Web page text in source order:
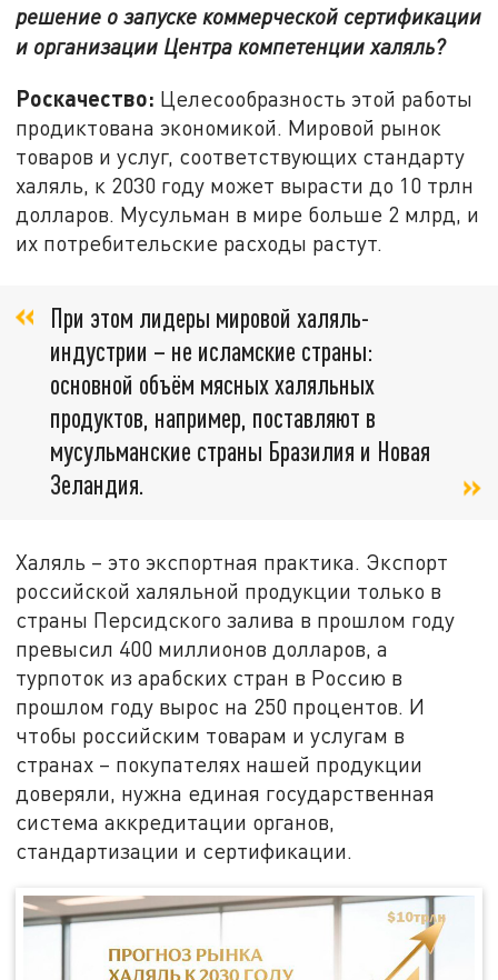
решение о запуске коммерческой сертификации
и организации Центра компетенции халяль?
Роскачество: Целесообразность этой работы
продиктована экономикой. Мировой рынок
товаров и услуг, соответствующих стандарту
халяль, к 2030 году может вырасти до 10 трлн
долларов. Мусульман в мире больше 2 млрд, и
их потребительские расходы растут.
При этом лидеры мировой халяль-
индустрии – не исламские страны:
основной объём мясных халяльных
продуктов, например, поставляют в
мусульманские страны Бразилия и Новая
Зеландия.
Халяль – это экспортная практика. Экспорт
российской халяльной продукции только в
страны Персидского залива в прошлом году
превысил 400 миллионов долларов, а
турпоток из арабских стран в Россию в
прошлом году вырос на 250 процентов. И
чтобы российским товарам и услугам в
странах – покупателях нашей продукции
доверяли, нужна единая государственная
система аккредитации органов,
стандартизации и сертификации.